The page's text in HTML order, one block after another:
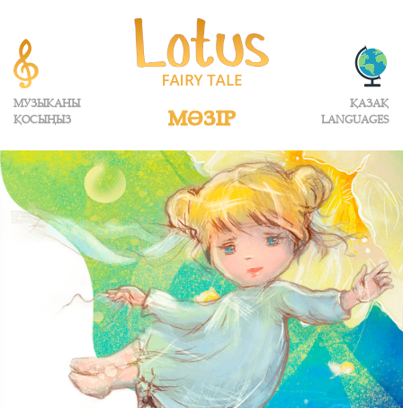
МУЗЫКАНЫ
ҚОСЫҢЫЗ
МӘЗІР
ҚАЗАҚ
LANGUAGES